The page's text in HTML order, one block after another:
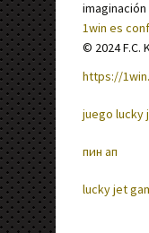
1win es
© 2024 F.C.
https://
juego lucky
пин ап
lucky jet